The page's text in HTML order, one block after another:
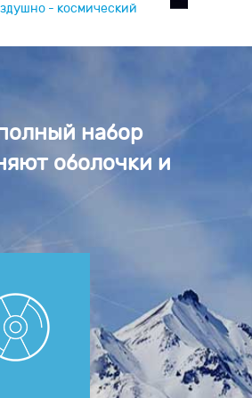
- космический
набор
оболочки и